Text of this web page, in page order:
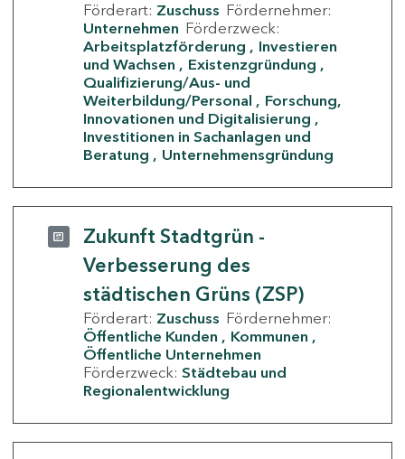
Förderart: Zuschuss Fördernehmer:
Unternehmen Förderzweck:
Arbeitsplatzförderung
Investieren
und Wachsen
Existenzgründung
Qualifizierung/Aus- und
Weiterbildung/Personal
Forschung,
Innovationen und Digitalisierung
Investitionen in Sachanlagen und
Beratung
Unternehmensgründung
Zukunft Stadtgrün -
Verbesserung des
städtischen Grüns (ZSP)
Förderart: Zuschuss Fördernehmer:
Öffentliche Kunden
Kommunen
Öffentliche Unternehmen
Förderzweck: Städtebau und
Regionalentwicklung